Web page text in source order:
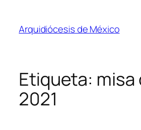
contenido
Arquidiócesis de México
Etiqueta: misa
2021